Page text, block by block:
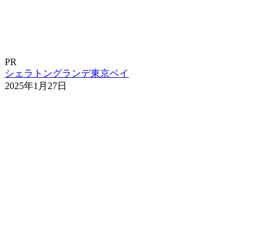
PR
シェラトングランデ東京ベイ
2025年1月27日